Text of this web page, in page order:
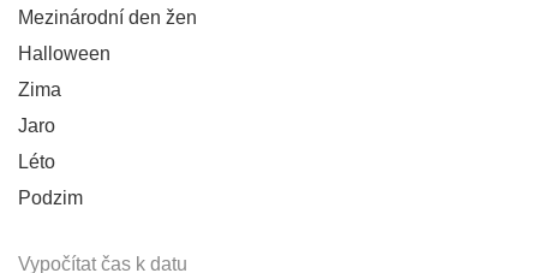
Mezinárodní den žen
Halloween
Zima
Jaro
Léto
Podzim
Vypočítat čas k datu